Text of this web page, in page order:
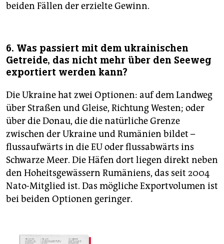
beiden Fällen der erzielte Gewinn.
6. Was passiert mit dem ukrai­nischen
Getreide, das nicht mehr über den Seeweg
exportiert werden kann?
Die Ukraine hat zwei Optionen: auf dem Landweg
über Straßen und Gleise, Richtung Westen; oder
über die Donau, die die natürliche Grenze
zwischen der Ukraine und Rumänien bildet –
flussaufwärts in die EU oder flussabwärts ins
Schwarze Meer. Die Häfen dort liegen direkt neben
den Hoheitsgewässern Rumäniens, das seit 2004
Nato-Mitglied ist. Das mögliche Export­volumen ist
bei beiden Optionen geringer.